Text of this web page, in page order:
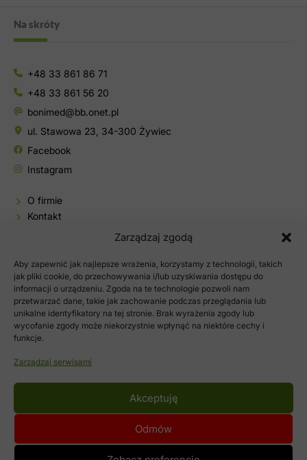
Zarządzaj zgodą
Aby zapewnić jak najlepsze wrażenia, korzystamy z technologii, takich
jak pliki cookie, do przechowywania i/lub uzyskiwania dostępu do
informacji o urządzeniu. Zgoda na te technologie pozwoli nam
przetwarzać dane, takie jak zachowanie podczas przeglądania lub
unikalne identyfikatory na tej stronie. Brak wyrażenia zgody lub
wycofanie zgody może niekorzystnie wpłynąć na niektóre cechy i
funkcje.
Zarządzaj serwisami
Akceptuję
Odmów
Na skróty
+48 33 861 86 71
+48 33 861 56 20
bonimed@bb.onet.pl
ul. Stawowa 23, 34-300 Żywiec
Facebook
Instagram
O firmie
Kontakt
Moje konto
Polityka prywatności
Regulamin sklepu